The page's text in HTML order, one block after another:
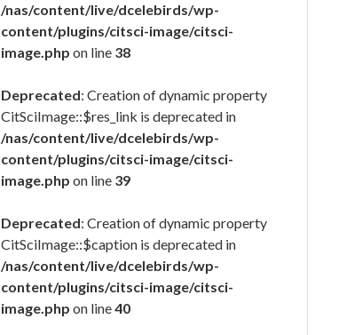
/nas/content/live/dcelebirds/wp-
content/plugins/citsci-image/citsci-
image.php on line 38
Deprecated: Creation of dynamic property
CitSciImage::$res_link is deprecated in
/nas/content/live/dcelebirds/wp-
content/plugins/citsci-image/citsci-
image.php on line 39
Deprecated: Creation of dynamic property
CitSciImage::$caption is deprecated in
/nas/content/live/dcelebirds/wp-
content/plugins/citsci-image/citsci-
image.php on line40